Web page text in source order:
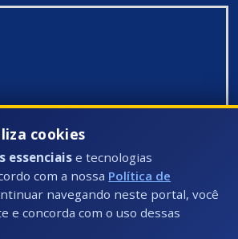
cookies
essenciais e tecnologias
com a nossa Política de
navegando neste portal, você
e concorda com o uso dessas